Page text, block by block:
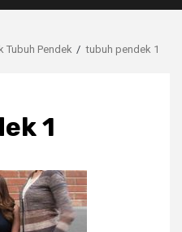
Tubuh Pendek
tubuh pendek 1
1